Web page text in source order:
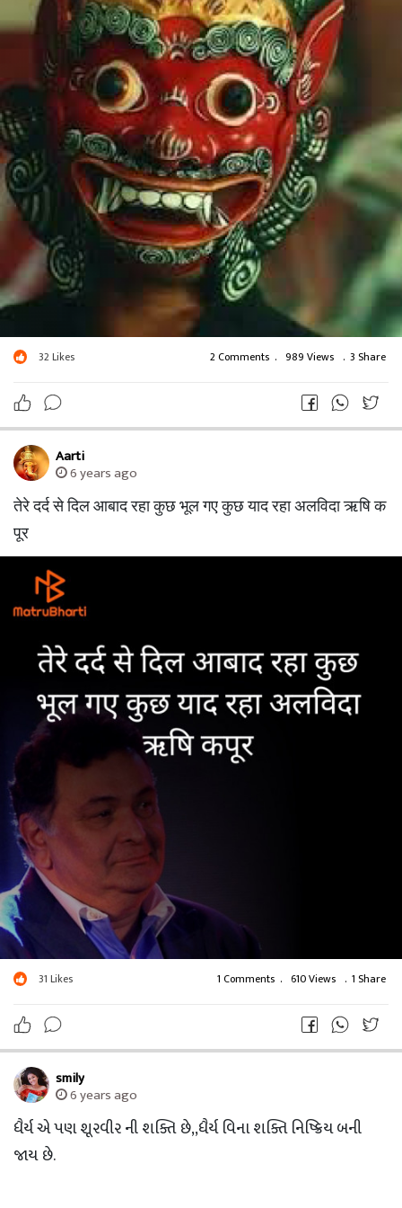
32Likes 2 Comments . 989 Views . 3 Share
Aarti
6 years ago
तेरे दर्द से दिल आबाद रहा कुछ भूल गए कुछ याद रहा अलविदा ऋषि क
पूर
31 Likes 1 Comments . 610 Views . 1 Share
smily
6 years ago
ધૈર્ય એ પણ શૂરવીર ની શક્તિ છે,,ધૈર્ય વિના શક્તિ નિષ્ક્રિય બની
જાય છે.